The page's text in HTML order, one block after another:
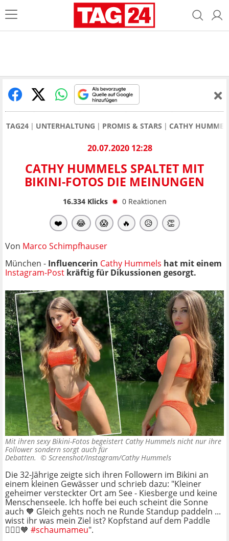
TAG24 UNTERHALTUNG PROMIS & STARS CATHY
20.07.2020 12:28
CATHY HUMMELS SPALTET MIT
BIKINI-FOTOS DIE MEINUNGEN
16.334Klicks 0 Reaktionen
❤️ 😂 😱 🔥 😥 👏
Von Marco Schimpfhauser
München - Influencerin Cathy Hummels hat mit einem
Instagram-Post kräftig für Dikussionen gesorgt.
Mit ihren sexy Bikini-Fotos begeistert Cathy Hummels nicht nur ihre
Follower sondern sorgt auch für
Debatten. © Screenshot/Instagram/Cathy Hummels
Die 32-Jährige zeigte sich ihren Followern im Bikini an
einem kleinen Gewässer und schrieb dazu: "Kleiner
geheimer versteckter Ort am See - Kiesberge und keine
Menschenseele. Ich hoffe bei euch scheint die Sonne
auch 🧡 Gleich gehts noch ne Runde Standup paddeln ...
wisst ihr was mein Ziel ist? Kopfstand auf dem Paddle
🤷🏼‍♀️🧡 #schaumameu".